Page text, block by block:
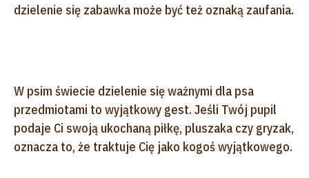
dzielenie się zabawka może być też oznaką zaufania.
W psim świecie dzielenie się ważnymi dla psa
przedmiotami to wyjątkowy gest. Jeśli Twój pupil
podaje Ci swoją ukochaną piłkę, pluszaka czy gryzak,
oznacza to, że traktuje Cię jako kogoś wyjątkowego.